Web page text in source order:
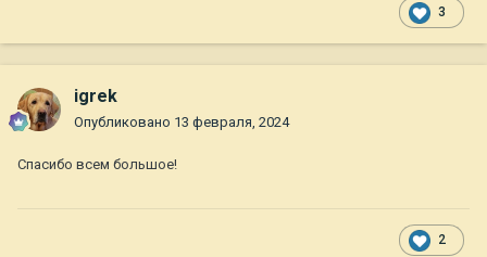
3
igrek
Опубликовано 13 февраля, 2024
Спасибо всем большое!
2